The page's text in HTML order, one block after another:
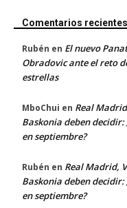
Comentarios recientes
Rubén en El nuevo
Obradovic ante el reto
estrellas
MboChui en Real
Baskonia deben
en septiembre?
Rubén en Real Madrid,
Baskonia deben
en septiembre?